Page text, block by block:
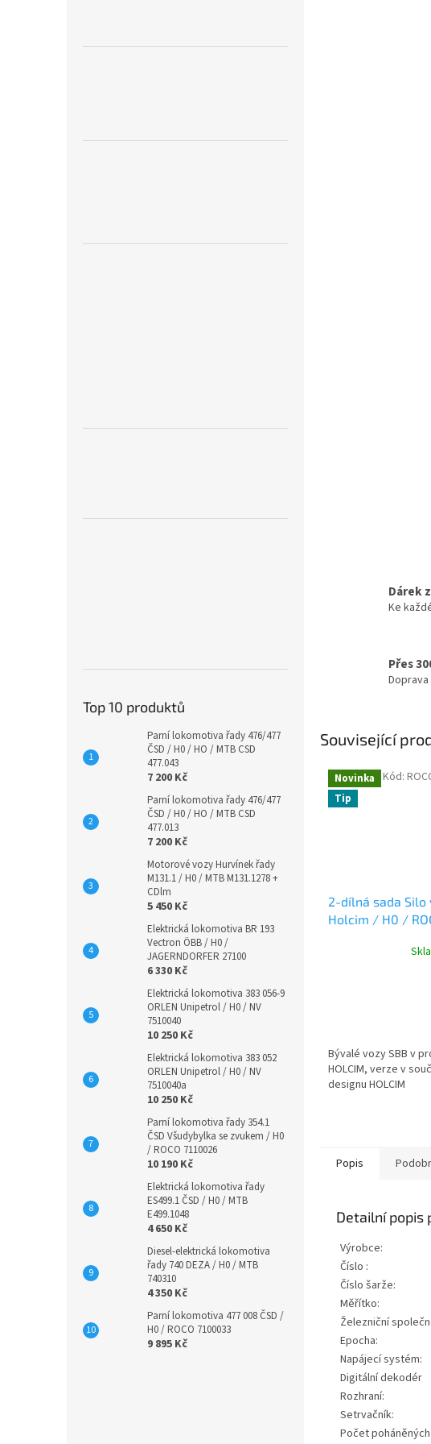
Top 10 produktů
Parní lokomotiva řady 476/477
ČSD / H0 / HO / MTB CSD
477.043
7 200 Kč
Parní lokomotiva řady 476/477
ČSD / H0 / HO / MTB CSD
477.013
7 200 Kč
Motorové vozy Hurvínek řady
M131.1 / H0 / MTB M131.1278 +
CDlm
5 450 Kč
Elektrická lokomotiva BR 193
Vectron ÖBB / H0 /
JAGERNDORFER 27100
6 330 Kč
Elektrická lokomotiva 383 056-9
ORLEN Unipetrol / H0 / NV
7510040
10 250 Kč
Elektrická lokomotiva 383 052
ORLEN Unipetrol / H0 / NV
7510040a
10 250 Kč
Parní lokomotiva řady 354.1
ČSD Všudybylka se zvukem / H0
/ ROCO 7110026
10 190 Kč
Elektrická lokomotiva řady
ES499.1 ČSD / H0 / MTB
E499.1048
4 650 Kč
Diesel-elektrická lokomotiva
řady 740 DEZA / H0 / MTB
740310
4 350 Kč
Parní lokomotiva 477 008 ČSD /
H0 / ROCO 7100033
9 895 Kč
Dárek
Ke
Přes
Související
Novinka
Tip
2-dílná sada Silo
Holcim / H0 /
Bývalé vozy SBB v
HOLCIM, verze v
designu HOLCIM
Kód:
Popis
Detailní popis
Výrobce:
Číslo :
Číslo šarže:
Měřítko:
Železniční
Epocha:
Napájecí systém:
Digitální dekodér
Rozhraní:
Setrvačník:
Počet